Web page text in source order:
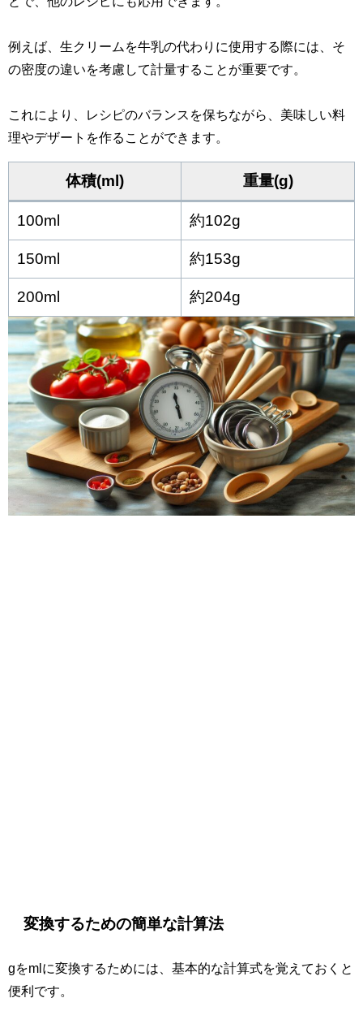
例えば、生クリームを牛乳の代わりに使用する際には、そ
の密度の違いを考慮して計量することが重要です。
これにより、レシピのバランスを保ちながら、美味しい料
理やデザートを作ることができます。
体積(ml) 重量(g)
100ml 約102g
150ml 約153g
200ml 約204g
変換するための簡単な計算法
gをmlに変換するためには、基本的な計算式を覚えておくと
便利です。